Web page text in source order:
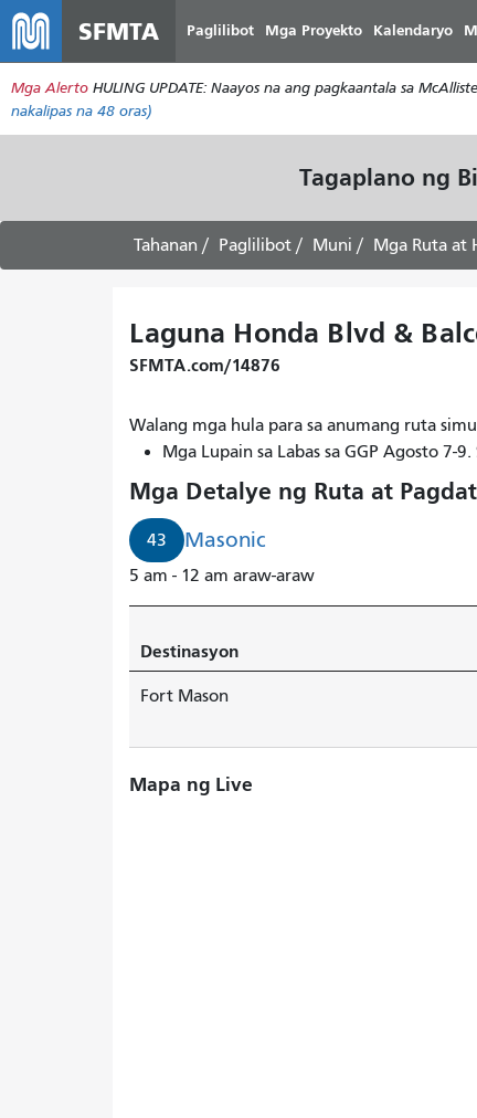
SFMTA Paglilibot Mga Proyekto Kalendaryo
Mga Alerto HULING UPDATE: Naayos na ang pagkaantala sa
nakalipas na 48 oras)
Tagaplano ng
Tahanan Paglilibot Muni Mga Ruta at
Laguna Honda Blvd &
SFMTA.com/14876
Walang mga hula para sa anumang ruta
Mga Lupain sa Labas sa GGP Agosto 7-
Mga Detalye ng Ruta at
43 Masonic
5 am - 12 am araw-araw
Destinasyon
Fort Mason
Mapa ng Live